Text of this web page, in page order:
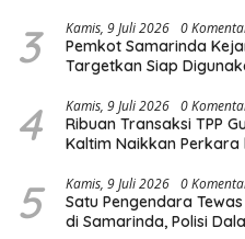
3 Kamis, 9 Juli 2026 0
Pemkot Samarinda
Targetkan Siap
4 Kamis, 9 Juli 2026 0
Ribuan Transaksi TPP
Kaltim Naikkan Perkara
5 Kamis, 9 Juli 2026 0
Satu Pengendara
di Samarinda, Polisi